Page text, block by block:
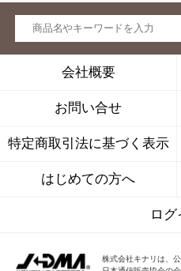
会社概要
お問い合せ
特定商取引法に基づく表示
はじめての方へ
ログ
株式会社キナリは、